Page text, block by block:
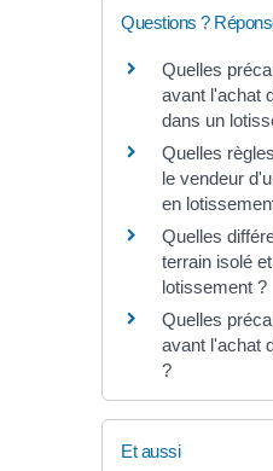
Questions ?
Quelles
avant l'achat
dans un
Quelles
le vendeur
en
Quelles
terrain isolé
lotissement ?
Quelles
avant l'achat
?
Et aussi